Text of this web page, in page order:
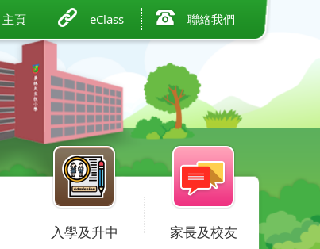
主頁 eClass 聯絡我們
入學及升中 家長及校友